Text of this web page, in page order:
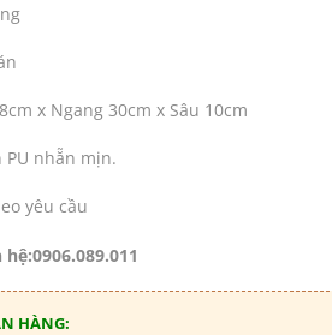
x Ngang 30cm x Sâu 10cm
nhẵn mịn.
yêu cầu
HÀNG: